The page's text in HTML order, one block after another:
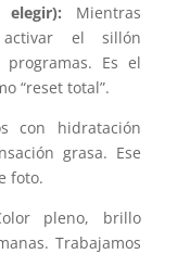
Mientras
el sillón
Es el
“reset total”.
con hidratación
grasa. Ese
foto.
pleno, brillo
Trabajamos